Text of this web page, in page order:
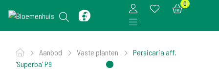
0
Aanbod Vaste planten
Persicaria aff.
'Superba' P9